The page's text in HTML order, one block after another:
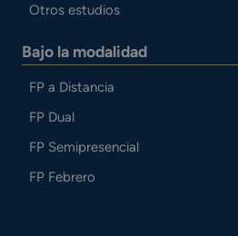
Otros estudios
Bajo la modalidad
FP a Distancia
FP Dual
FP Semipresencial
FP Febrero